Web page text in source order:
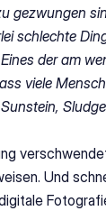
gezwungen
schlechte
der am
viele
Sludge
Und